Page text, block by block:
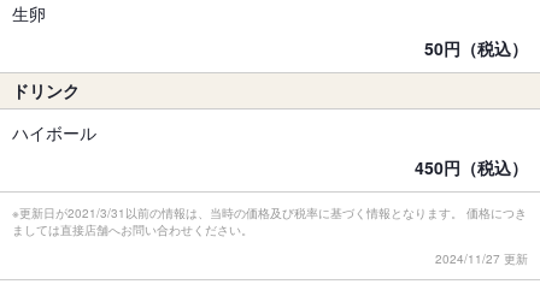
生卵
50円（税込）
ドリンク
ハイボール
450円（税込）
※更新日が2021/3/31以前の情報は、当時の価格及び税率に基づく情報となります。 価格につき
ましては直接店舗へお問い合わせください。
2024/11/27 更新